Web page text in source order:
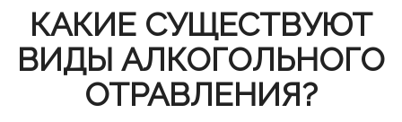
КАКИЕ СУЩЕСТВУЮТ
ВИДЫ АЛКОГОЛЬНОГО
ОТРАВЛЕНИЯ?